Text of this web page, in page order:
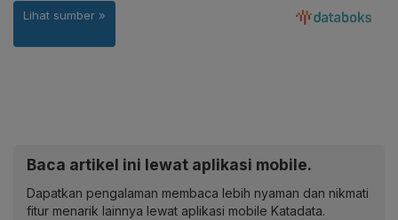
Baca artikel ini lewat aplikasi mobile.
Dapatkan pengalaman membaca lebih nyaman dan nikmati
fitur menarik lainnya lewat aplikasi mobile Katadata.